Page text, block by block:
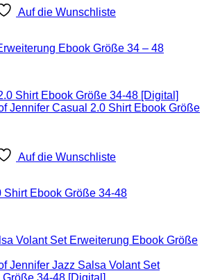
Auf die Wunschliste
Ebook Größe 34 – 48
Auf die Wunschliste
Shirt Ebook Größe 34-48